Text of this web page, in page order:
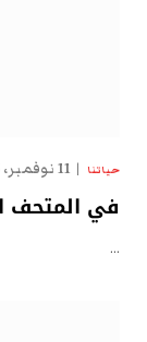
حياتنا 11 نوفمبر، 2025
في المتحف
…